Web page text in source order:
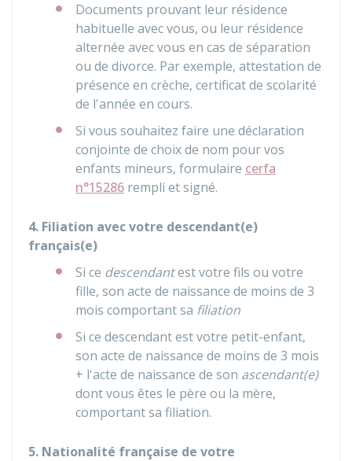
Documents prouvant leur résidence
habituelle avec vous, ou leur résidence
alternée avec vous en cas de séparation
ou de divorce. Par exemple, attestation de
présence en crèche, certificat de scolarité
de l'année en cours.
Si vous souhaitez faire une déclaration
conjointe de choix de nom pour vos
enfants mineurs, formulaire cerfa
n°15286 rempli et signé.
4. Filiation avec votre descendant(e)
français(e)
Si ce descendantest votre fils ou votre
fille, son acte de naissance de moins de 3
mois comportant sa filiation
Si ce descendant est votre petit-enfant,
son acte de naissance de moins de 3 mois
+ l'acte de naissance de son ascendant(e)
dont vous êtes le père ou la mère,
comportant sa filiation.
5. Nationalité française de votre